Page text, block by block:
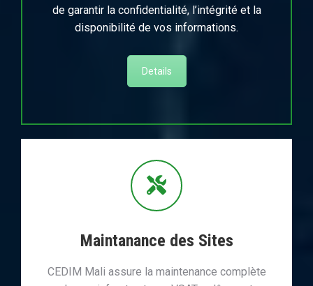
de garantir la confidentialité, l’intégrité et la
disponibilité de vos informations.
Details
Maintanance des Sites
CEDIM Mali assure la maintenance complète